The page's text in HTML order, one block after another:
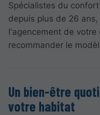
Spécialistes du
depuis plus de 26
l'agencement de votre
recommander le
Un bien-être
votre habitat